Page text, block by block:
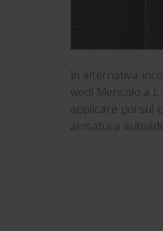
In alternativa
wedi Mensolo a
applicare poi sul
armatura